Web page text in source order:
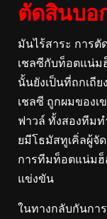
ตัดสินบอ
มันไร้สาระ การตั
เชลซีกับท็อตแน่ม
นั้นยังเป็นที่ถกเถี
เชลซี ถูกผมของ
ฟาวล์ ทั้งสองทีม
ยมีโธมัสทูเคิ่ลผู้จั
การทีมท็อตแน่มฮ็
แข่งขัน
ในทางกลับกันกา